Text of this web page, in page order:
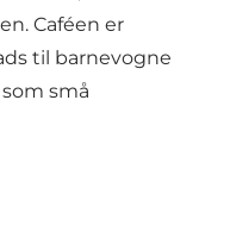
Caféen er
til barnevogne
små